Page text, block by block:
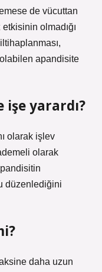
de vücuttan
olmadığı
apandisite
işe yarardı?
olarak işlev
olarak
düzenlediğini
daha uzun